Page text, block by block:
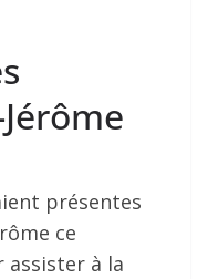
présentes
ce
assister à la